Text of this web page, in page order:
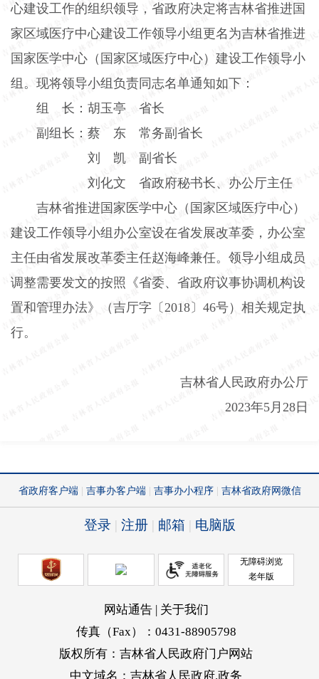
心建设工作的组织领导，省政府决定将吉林省推进国
家区域医疗中心建设工作领导小组更名为吉林省推进
国家医学中心（国家区域医疗中心）建设工作领导小
组。现将领导小组负责同志名单通知如下：
组 长：胡玉亭 省长
副组长：蔡 东 常务副省长
刘 凯 副省长
刘化文 省政府秘书长、办公厅主任
吉林省推进国家医学中心（国家区域医疗中心）
建设工作领导小组办公室设在省发展改革委，办公室
主任由省发展改革委主任赵海峰兼任。领导小组成员
调整需要发文的按照《省委、省政府议事协调机构设
置和管理办法》（吉厅字〔2018〕 46号）相关规定执
行。
吉林省人民政府办公厅
2023年5 月 28日